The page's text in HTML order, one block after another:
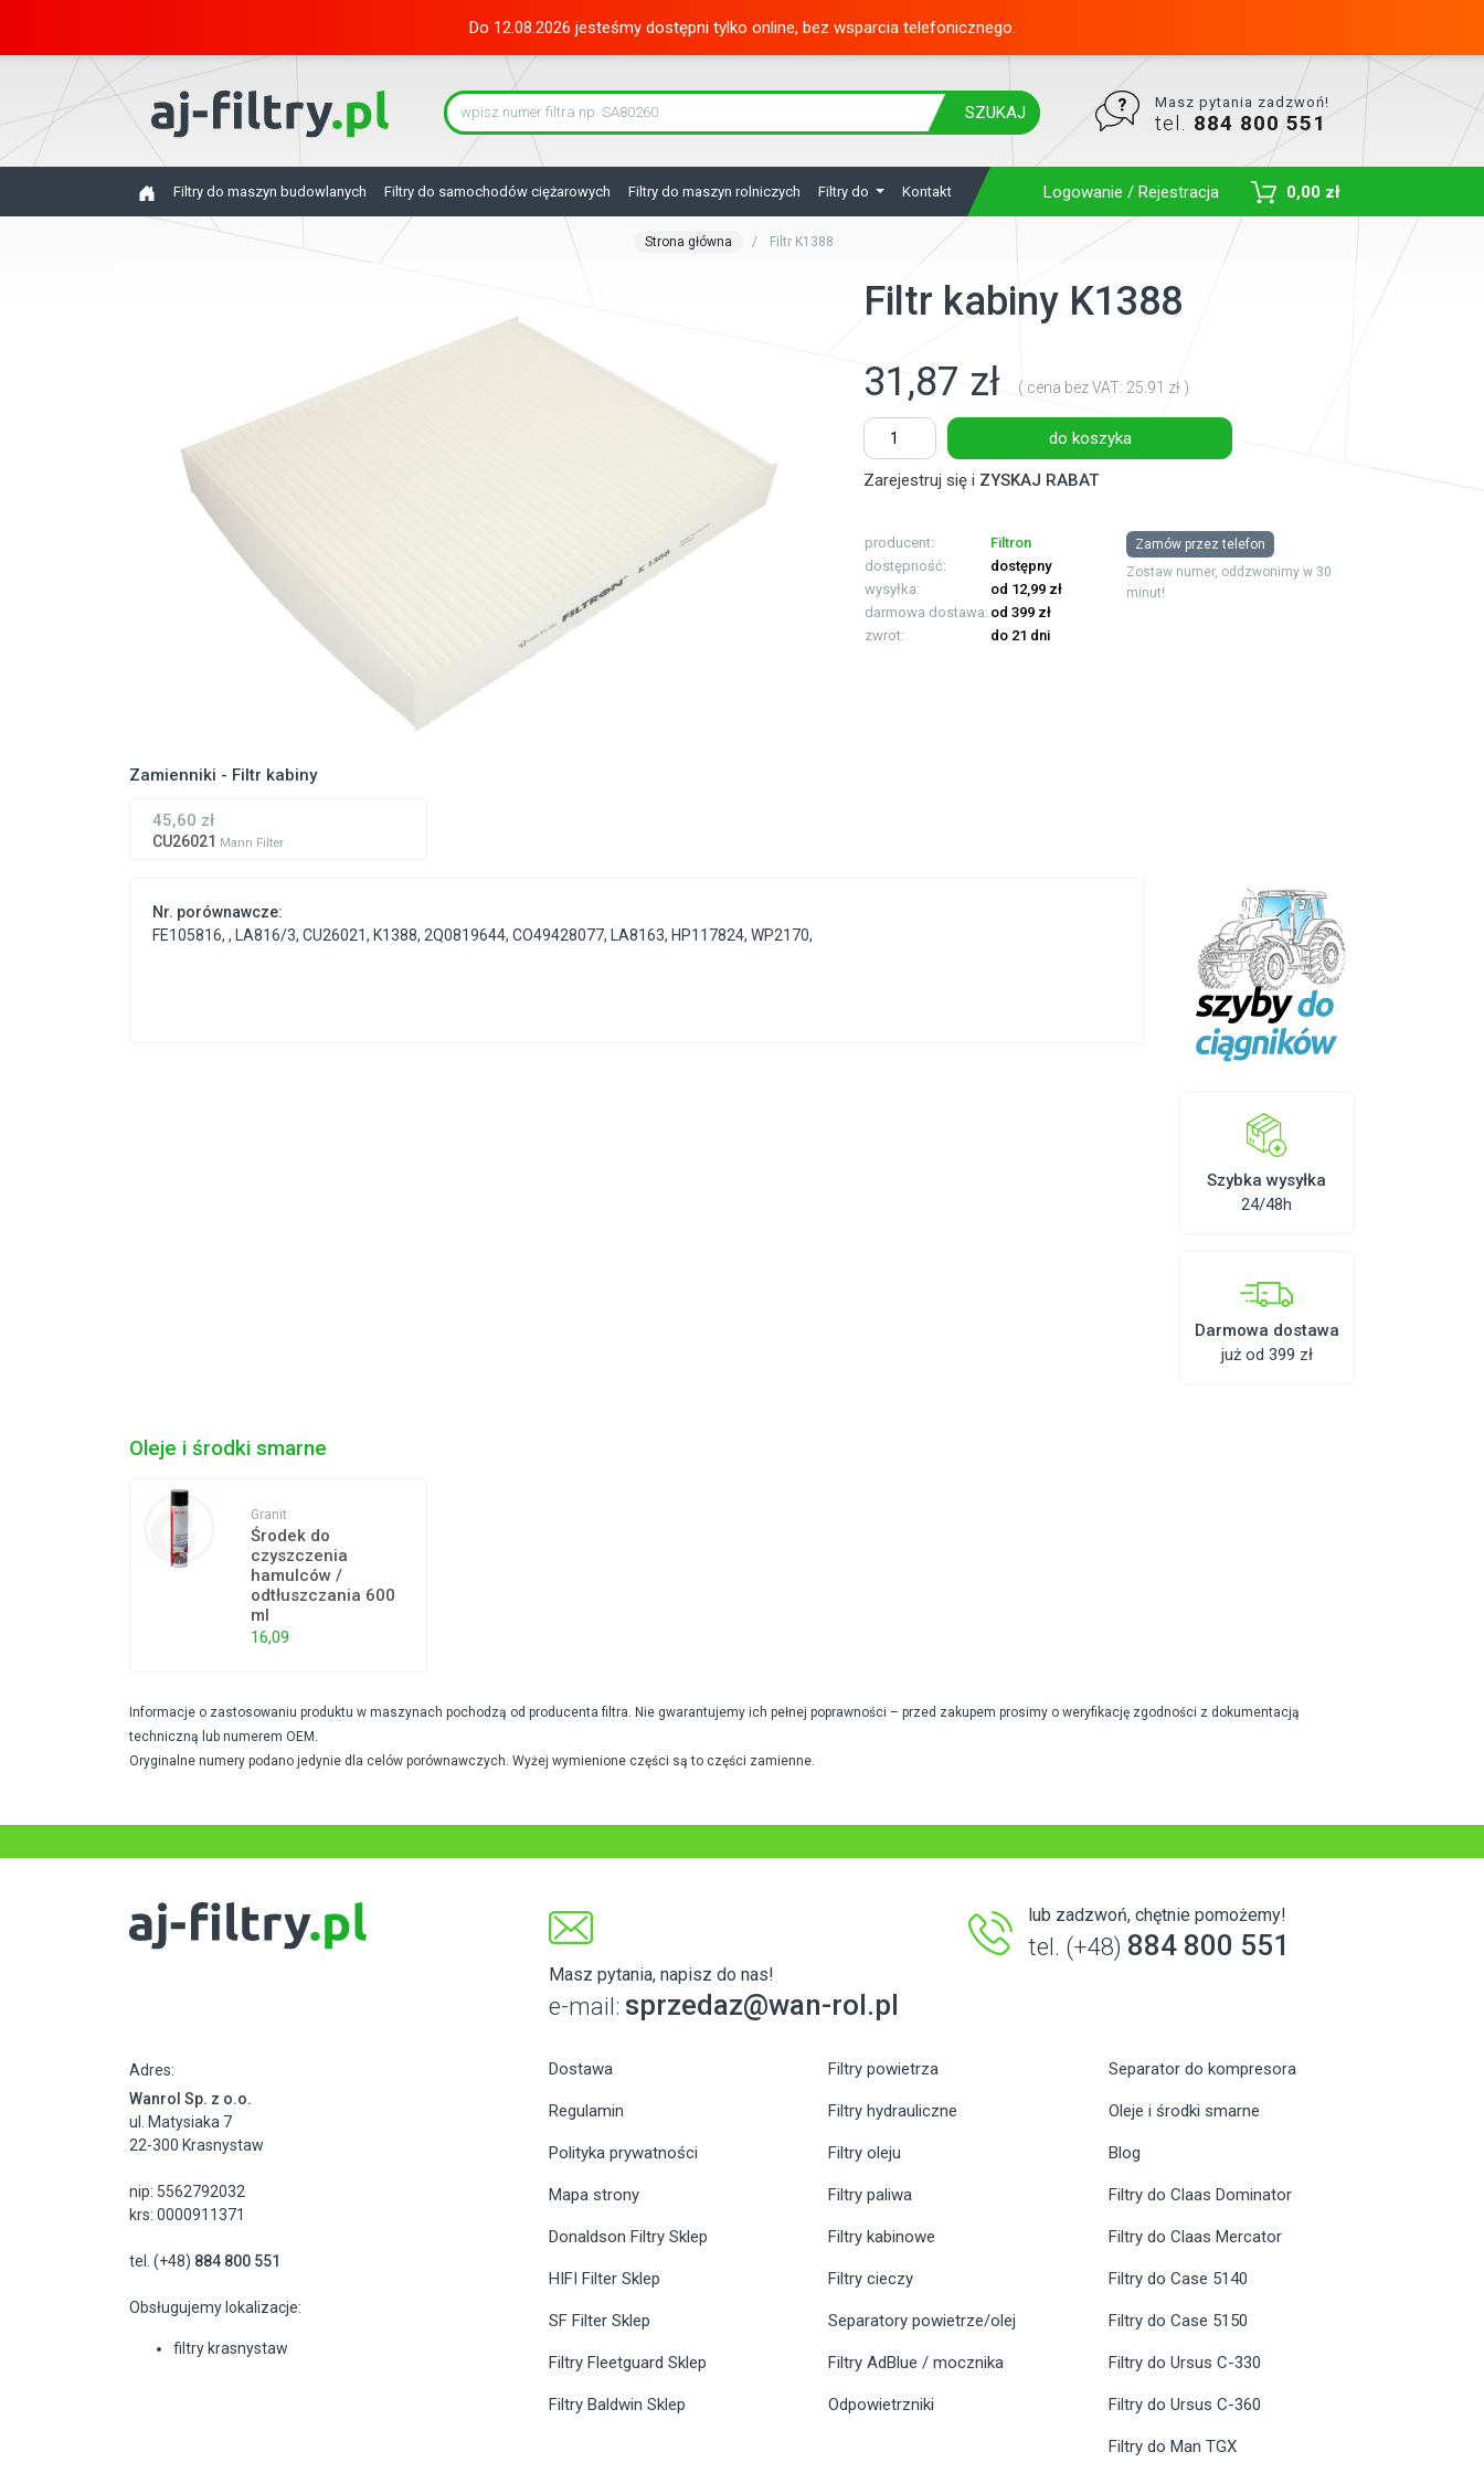
Do 12.08.2026 jesteśmy dostępni tylko online, bez wsparcia telefonicznego.
SZUKAJ
Masz pytania zadzwoń!
tel. 884 800 551
Filtry do maszyn budowlanych Filtry do samochodów ciężarowych Filtry do maszyn rolniczych Filtry do Kontakt Logowanie / Rejestracja 0,00 zł
Strona główna Filtr K1388
Filtr kabiny K1388
31,87 zł
( cena bez VAT: 25.91 zł )
do koszyka
Zarejestruj się i ZYSKAJ RABAT
producent:
Filtron
dostępność:
dostępny
wysyłka:
od 12,99 zł
darmowa dostawa: od 399 zł
zwrot:
do 21 dni
Zamów przez telefon
Zostaw numer, oddzwonimy w 30
minut!
Zamienniki - Filtr kabiny
45,60 zł
CU26021 Mann Filter
Nr. porównawcze:
FE105816, , LA816/3, CU26021, K1388, 2Q0819644, CO49428077, LA8163, HP117824, WP2170,
Szybka wysyłka
24/48h
Darmowa dostawa
już od 399 zł
Oleje i środki smarne
Granit
Środek do
czyszczenia
hamulców /
odtłuszczania 600
ml
16,09
Informacje o zastosowaniu produktu w maszynach pochodzą od producenta filtra. Nie gwarantujemy ich pełnej poprawności – przed zakupem prosimy o weryfikację zgodności z dokumentacją
techniczną lub numerem OEM.
Oryginalne numery podano jedynie dla celów porównawczych. Wyżej wymienione części są to części zamienne.
Masz pytania, napisz do nas!
e-mail: sprzedaz@wan-rol.pl
lub zadzwoń, chętnie pomożemy!
tel. (+48) 884 800 551
Adres:
Wanrol Sp. z o.o.
ul. Matysiaka 7
22-300 Krasnystaw
nip: 5562792032
krs: 0000911371
tel. (+48) 884 800 551
Obsługujemy lokalizacje:
filtry krasnystaw
Dostawa
Regulamin
Polityka prywatności
Mapa strony
Donaldson Filtry Sklep
HIFI Filter Sklep
SF Filter Sklep
Filtry Fleetguard Sklep
Filtry Baldwin Sklep
Filtry powietrza
Filtry hydrauliczne
Filtry oleju
Filtry paliwa
Filtry kabinowe
Filtry cieczy
Separatory powietrze/olej
Filtry AdBlue / mocznika
Odpowietrzniki
Separator do kompresora
Oleje i środki smarne
Blog
Filtry do Claas Dominator
Filtry do Claas Mercator
Filtry do Case 5140
Filtry do Case 5150
Filtry do Ursus C-330
Filtry do Ursus C-360
Filtry do Man TGX